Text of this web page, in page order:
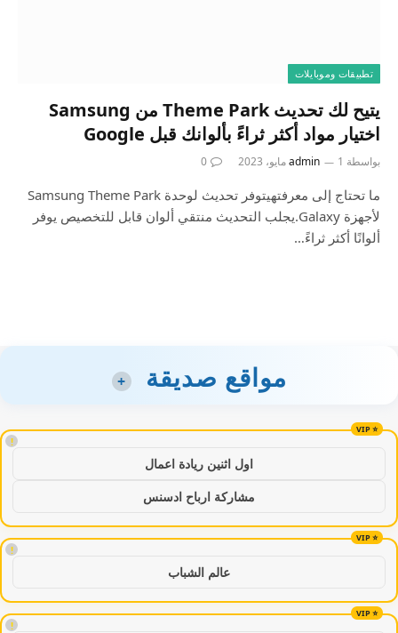
تطبيقات وموبايلات
يتيح لك تحديث Theme Park من Samsung
اختيار مواد أكثر ثراءً بألوانك قبل Google
بواسطة admin 1 مايو، 2023 0
ما تحتاج إلى معرفتهيتوفر تحديث لوحدة Samsung Theme Park
لأجهزة Galaxy.يجلب التحديث منتقي ألوان قابل للتخصيص يوفر
ألوانًا أكثر ثراءً…
مواقع صديقة +
!
اول اثنين ريادة اعمال
مشاركة ارباح ادسنس
!
عالم الشباب
!